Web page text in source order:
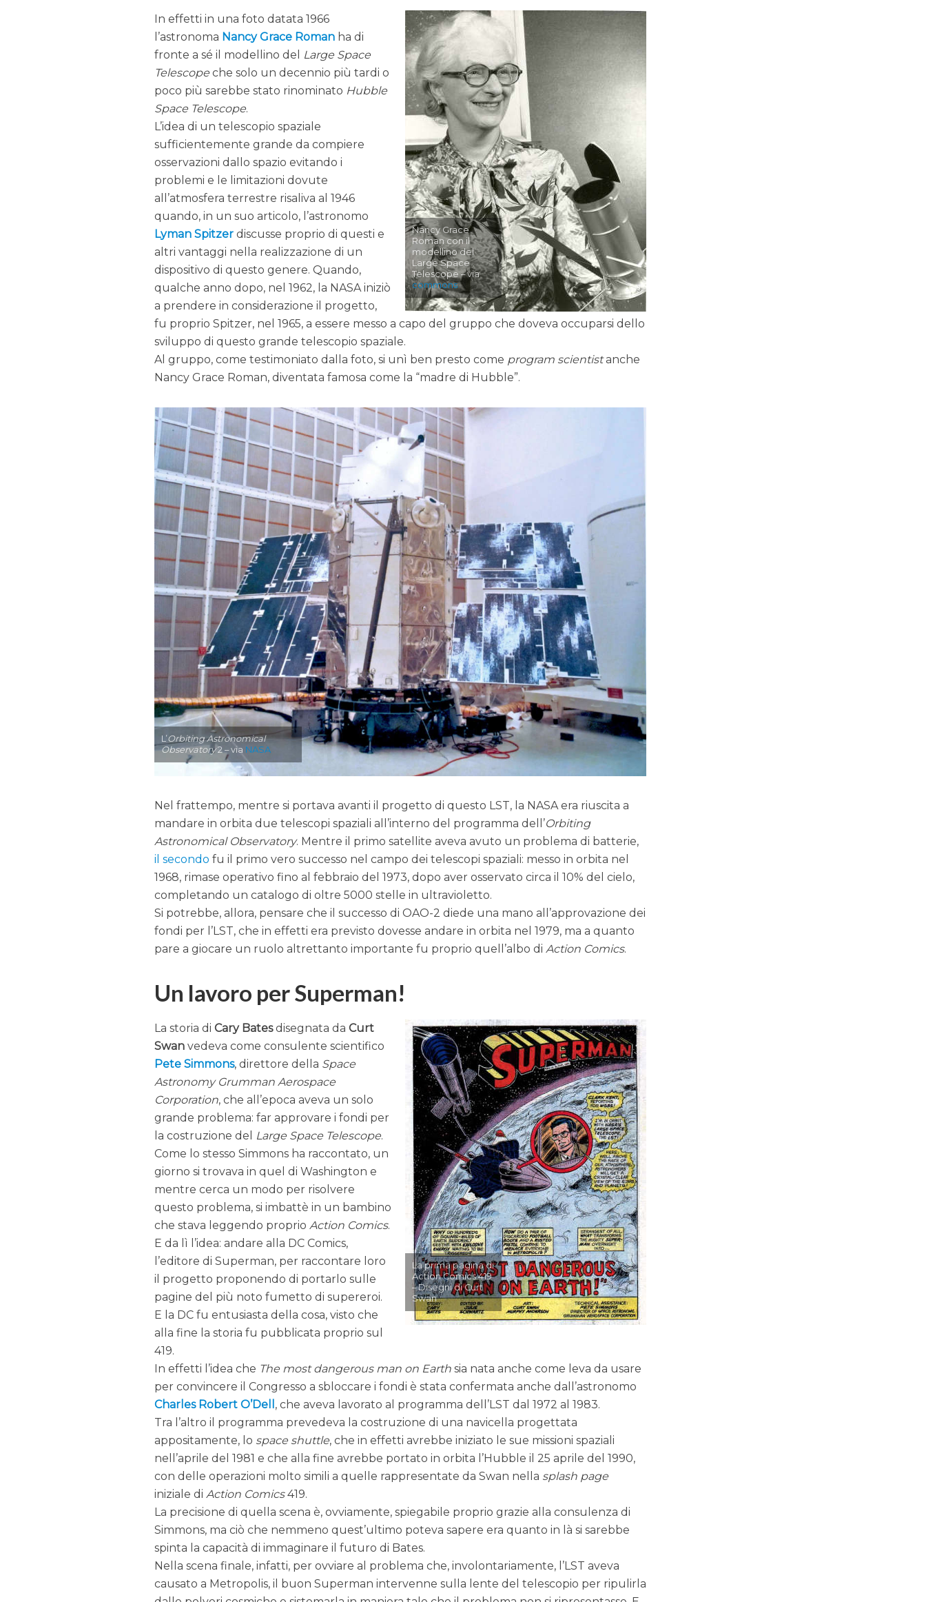
Nancy Grace
Roman con il
modellino del
Large Space
Telescope – via
commons
In effetti in una foto datata 1966
l’astronoma Nancy Grace Roman ha di
fronte a sé il modellino del Large Space
Telescope che solo un decennio più tardi o
poco più sarebbe stato rinominato Hubble
Space Telescope.
L’idea di un telescopio spaziale
sufficientemente grande da compiere
osservazioni dallo spazio evitando i
problemi e le limitazioni dovute
all’atmosfera terrestre risaliva al 1946
quando, in un suo articolo, l’astronomo
Lyman Spitzer discusse proprio di questi e
altri vantaggi nella realizzazione di un
dispositivo di questo genere. Quando,
qualche anno dopo, nel 1962, la NASA iniziò
a prendere in considerazione il progetto,
fu proprio Spitzer, nel 1965, a essere messo a capo del gruppo che doveva occuparsi dello
sviluppo di questo grande telescopio spaziale.
Al gruppo, come testimoniato dalla foto, si unì ben presto come program scientistanche
Nancy Grace Roman, diventata famosa come la “madre di Hubble”.
L’Orbiting Astronomical
Observatory2 – via NASA
Nel frattempo, mentre si portava avanti il progetto di questo LST, la NASA era riuscita a
mandare in orbita due telescopi spaziali all’interno del programma dell’Orbiting
Astronomical Observatory. Mentre il primo satellite aveva avuto un problema di batterie,
il secondo fu il primo vero successo nel campo dei telescopi spaziali: messo in orbita nel
1968, rimase operativo fino al febbraio del 1973, dopo aver osservato circa il 10% del cielo,
completando un catalogo di oltre 5000 stelle in ultravioletto.
Si potrebbe, allora, pensare che il successo di OAO-2 diede una mano all’approvazione dei
fondi per l’LST, che in effetti era previsto dovesse andare in orbita nel 1979, ma a quanto
pare a giocare un ruolo altrettanto importante fu proprio quell’albo diAction Comics.
Un lavoro per Superman!
La prima pagina di
Action Comics 419
– Disegni di Curt
Swan
La storia diCary Batesdisegnata daCurt
Swan vedeva come consulente scientifico
Pete Simmons, direttore della Space
Astronomy Grumman Aerospace
Corporation, che all’epoca aveva un solo
grande problema: far approvare i fondi per
la costruzione del Large Space Telescope.
Come lo stesso Simmons ha raccontato, un
giorno si trovava in quel di Washington e
mentre cerca un modo per risolvere
questo problema, si imbattè in un bambino
che stava leggendo proprioAction Comics.
E da lì l’idea: andare alla DC Comics,
l’editore di Superman, per raccontare loro
il progetto proponendo di portarlo sulle
pagine del più noto fumetto di supereroi.
E la DC fu entusiasta della cosa, visto che
alla fine la storia fu pubblicata proprio sul
419.
In effetti l’idea che The most dangerous man on Earth sia nata anche come leva da usare
per convincere il Congresso a sbloccare i fondi è stata confermata anche dall’astronomo
Charles Robert O’Dell , che aveva lavorato al programma dell’LST dal 1972 al 1983.
Tra l’altro il programma prevedeva la costruzione di una navicella progettata
appositamente, lo space shuttle, che in effetti avrebbe iniziato le sue missioni spaziali
nell’aprile del 1981 e che alla fine avrebbe portato in orbita l’Hubble il 25 aprile del 1990,
con delle operazioni molto simili a quelle rappresentate da Swan nella splash page
iniziale diAction Comics419.
La precisione di quella scena è, ovviamente, spiegabile proprio grazie alla consulenza di
Simmons, ma ciò che nemmeno quest’ultimo poteva sapere era quanto in là si sarebbe
spinta la capacità di immaginare il futuro di Bates.
Nella scena finale, infatti, per ovviare al problema che, involontariamente, l’LST aveva
causato a Metropolis, il buon Superman intervenne sulla lente del telescopio per ripulirla